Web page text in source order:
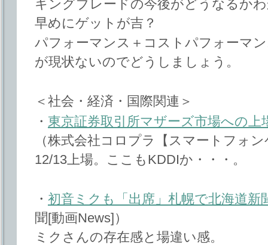
キングブレードの今後がどうなるか
早めにゲットが吉？
パフォーマンス＋コストパフォーマ
が現状ないのでどうしましょう。
＜社会・経済・国際関連＞
・ 東京証券取引所マザーズ市場への
（株式会社コロプラ【スマートフォ
12/13上場。ここもKDDIか・・・。
・ 初音ミクも「出席」札幌で北海道新
聞[動画News]）
ミクさんの存在感と場違い感。